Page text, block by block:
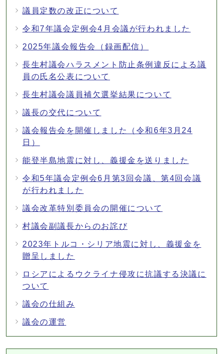
議員定数の改正について
令和7年議会定例会4月会議が行われました
2025年議会報告会（録画配信）
長生村議会ハラスメント防止条例違反による議
員の氏名公表について
長生村議会議員補欠選挙結果について
議長の交代について
議会報告会を開催しました（令和6年3月24
日）
能登半島地震に対し、義援金を送りました
令和5年議会定例会6月第3回会議、第4回会議
が行われました
議会改革特別委員会の開催について
村議会副議長からのお詫び
2023年トルコ・シリア地震に対し、義援金を
贈呈しました
ロシアによるウクライナ侵攻に抗議する決議に
ついて
議会の仕組み
議会の運営